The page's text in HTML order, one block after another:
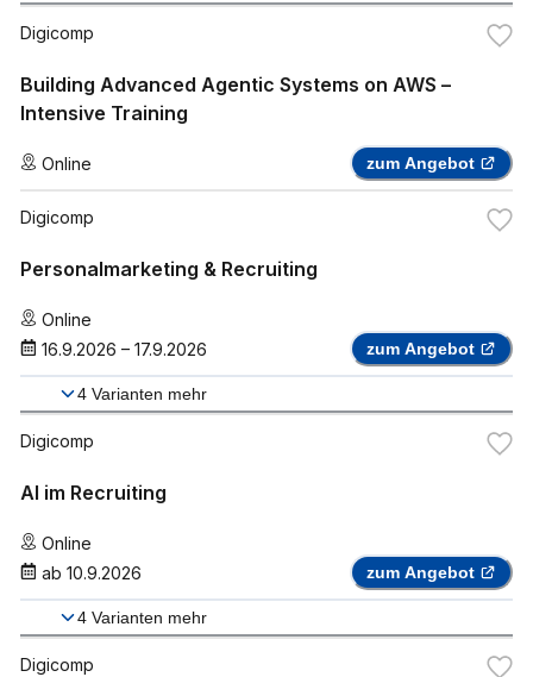
Digicomp
Building Advanced Agentic Systems on AWS –
Intensive Training
Online zum Angebot
Digicomp
Personalmarketing & Recruiting
Online
16.9.2026 – 17.9.2026 zum Angebot
4 Varianten mehr
Digicomp
AI im Recruiting
Online
ab 10.9.2026 zum Angebot
4 Varianten mehr
Digicomp